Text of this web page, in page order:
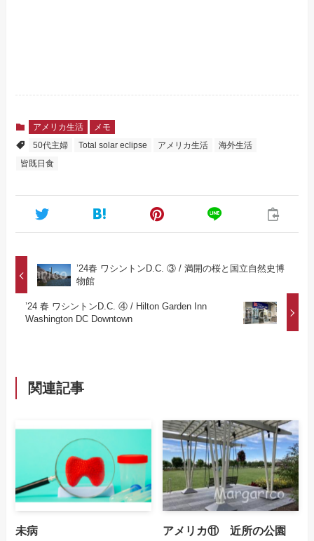
アメリカ生活
メモ
50代主婦
Total solar eclipse アメリカ生活
海外生活
皆既日食
’24春 ワシントンD.C. ③ / 満開の桜と国立自然史博
物館
’24 春 ワシントンD.C. ④ / Hilton Garden Inn
Washington DC Downtown
関連記事
未病 アメリカ⑪ 近所の公園